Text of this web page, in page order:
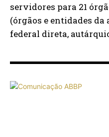
servidores para 21
(órgãos e entidades
federal direta,